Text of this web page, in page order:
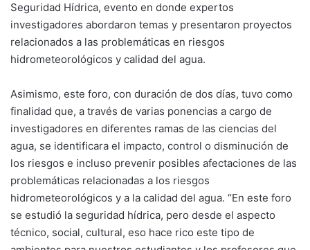
Seguridad Hídrica, evento en donde expertos
investigadores abordaron temas y presentaron proyectos
relacionados a las problemáticas en riesgos
hidrometeorológicos y calidad del agua.
Asimismo, este foro, con duración de dos días, tuvo como
finalidad que, a través de varias ponencias a cargo de
investigadores en diferentes ramas de las ciencias del
agua, se identificara el impacto, control o disminución de
los riesgos e incluso prevenir posibles afectaciones de las
problemáticas relacionadas a los riesgos
hidrometeorológicos y a la calidad del agua. “En este foro
se estudió la seguridad hídrica, pero desde el aspecto
técnico, social, cultural, eso hace rico este tipo de